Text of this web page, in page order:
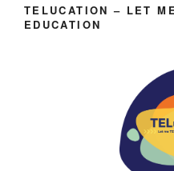
TELUCATION – LET
EDUCATION